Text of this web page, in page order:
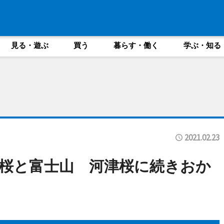
見る・遊ぶ 買う 暮らす・働く 学ぶ・知る
2021.02.23
と富士山 河津桜に続きおか